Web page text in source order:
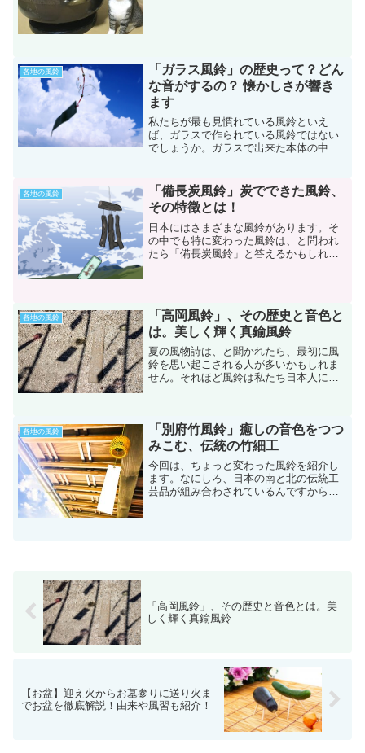
各地の風鈴
「ガラス風鈴」の歴史って？どん
な音がするの？ 懐かしさが響き
ます
私たちが最も見慣れている風鈴といえ
ば、ガラスで作られている風鈴ではない
でしょうか。ガラスで出来た本体の中に
を思い浮かべる人が多いと思います。今
では多くの人に愛されている...
各地の風鈴
「備長炭風鈴」炭でできた風鈴、
その特徴とは！
日本にはさまざまな風鈴があります。そ
の中でも特に変わった風鈴は、と問われ
たら「備長炭風鈴」と答えるかもしれま
て紹介してみました。参考...
各地の風鈴
「高岡風鈴」、その歴史と音色と
は。美しく輝く真鍮風鈴
夏の風物詩は、と聞かれたら、最初に風
鈴を思い起こされる人が多いかもしれま
せん。それほど風鈴は私たち日本人にと
込み、暑い夏の日差しをそ...
各地の風鈴
「別府竹風鈴」癒しの音色をつつ
みこむ、伝統の竹細工
今回は、ちょっと変わった風鈴を紹介し
ます。なにしろ、日本の南と北の伝統工
芸品が組み合わされているんですから。
「高岡風鈴」、その歴史と音色とは。美
しく輝く真鍮風鈴
【お盆】迎え火からお墓参りに送り火ま
でお盆を徹底解説！由来や風習も紹介！